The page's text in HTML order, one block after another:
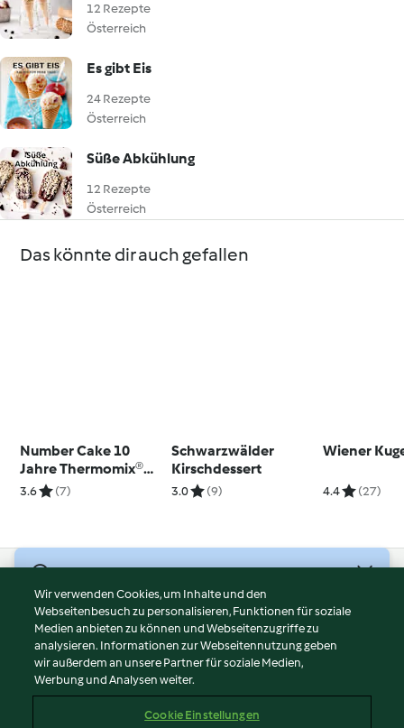
12 Rezepte
Österreich
Es gibt Eis
24 Rezepte
Österreich
Süße Abkühlung
12 Rezepte
Österreich
Das könnte dir auch gefallen
Number Cake 10
Jahre Thermomix®
Österreich
3.6 (7)
Schwarzwälder
Kirschdessert
3.0 (9)
Wiener
4.4 (27)
Nutzungsbedingungen
Datenschutzrichtlinien
Disclaimer
Impressum
Wir verwenden Cookies, um Inhalte und den
Webseitenbesuch zu personalisieren, Funktionen für soziale
Medien anbieten zu können und Webseitenzugriffe zu
analysieren. Informationen zur Webseitennutzung geben
wir außerdem an unsere Partner für soziale Medien,
Werbung und Analysen weiter.
Cookie Einstellungen